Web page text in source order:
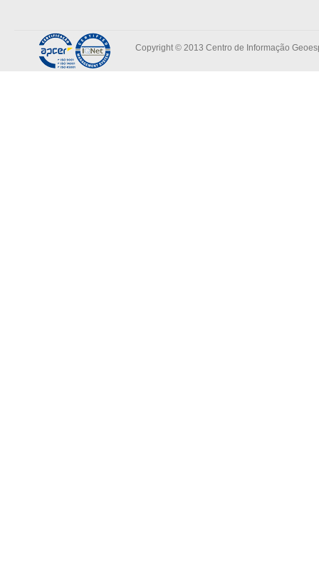
Copyright © 2013 Centro de Informação